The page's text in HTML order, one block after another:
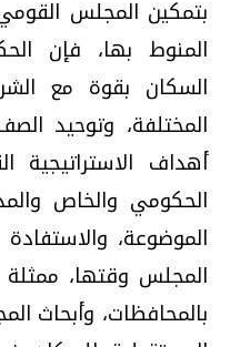
بتمكين المجلس
المنوط بها، فإن
السكان بقوة مع
المختلفة، وتوحيد
أهداف الاستراتيجية
الحكومي والخاص
الموضوعة،
المجلس وقتها، ممثلة
بالمحافظات، وأبحاث